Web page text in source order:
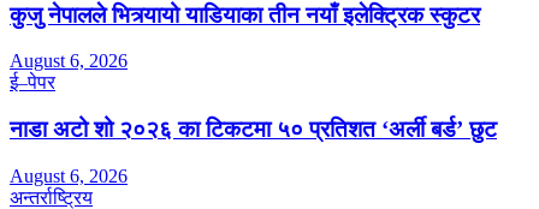
कुजु नेपालले भित्र्यायो याडियाका तीन नयाँ इलेक्ट्रिक स्कुटर
August 6, 2026
ई–पेपर
नाडा अटो शो २०२६ का टिकटमा ५० प्रतिशत ‘अर्ली बर्ड’ छुट
August 6, 2026
अन्तर्राष्ट्रिय